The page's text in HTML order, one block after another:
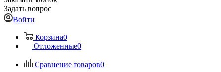
Задать вопрос
Войти
Корзина0
Отложенные0
Сравнение товаров0